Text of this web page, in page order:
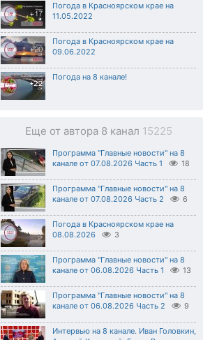
Погода в Красноярском крае на
11.05.2022
Погода в Красноярском крае на
09.06.2022
Погода на 8 канале!
Еще от автора 8 канал 15225
Программа "Главные новости" на 8
канале от 07.08.2026 Часть 1
18
Программа "Главные новости" на 8
канале от 07.08.2026 Часть 2
6
Погода в Красноярском крае на
08.08.2026
3
Программа "Главные новости" на 8
канале от 06.08.2026 Часть 1
13
Программа "Главные новости" на 8
канале от 06.08.2026 Часть 2
9
Интервью на 8 канале. Иван Головкин,